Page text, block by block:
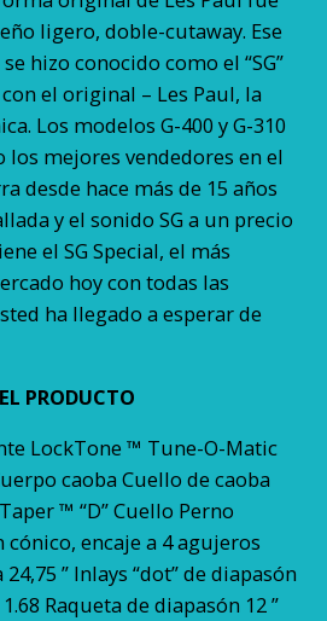
ligero, doble-cutaway. Ese
hizo conocido como el “SG”
el original – Les Paul, la
Los modelos G-400 y G-310
los mejores vendedores en el
desde hace más de 15 años
y el sonido SG a un precio
el SG Special, el más
hoy con todas las
ha llegado a esperar de
PRODUCTO
LockTone ™ Tune-O-Matic
caoba Cuello de caoba
™ “D” Cuello Perno
encaje a 4 agujeros
” Inlays “dot” de diapasón
Raqueta de diapasón 12 ”